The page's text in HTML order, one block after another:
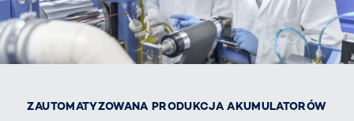
ZAUTOMATYZOWANA PRODUKCJA AKUMULATORÓW